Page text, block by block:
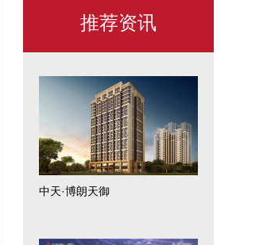
推荐资讯
中天·博朗天御